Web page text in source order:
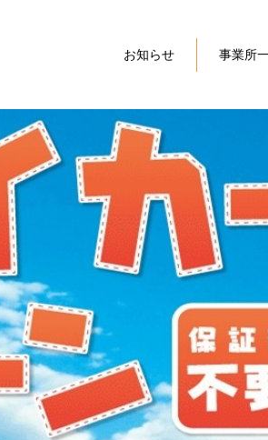
お知らせ 事業所